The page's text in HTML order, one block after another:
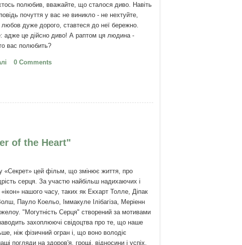
полюбив, вважайте, що сталося диво. Навіть
почуття у вас не виникло - не нехтуйте,
любов дуже дорого, ставтеся до неї бережно.
адже це дійсно диво! А раптом ця людина -
вас полюбить?
про Якщо вас хтось полюбив...
0 Comments
of the Heart"
«Секрет» цей фільм, що змінює життя, про
серця. За участю найбільш надихаючих і
нашого часу, таких як Екхарт Толле, Діпак
Пауло Коельо, Іммакуле Ілібагіза, Меріенн
"Могутність Серця" створений за мотивами
захоплюючі свідоцтва про те, що наше
ніж фізичний огран і, що воно володіє
погляди на здоров'я, гроші, відносини і успіх.